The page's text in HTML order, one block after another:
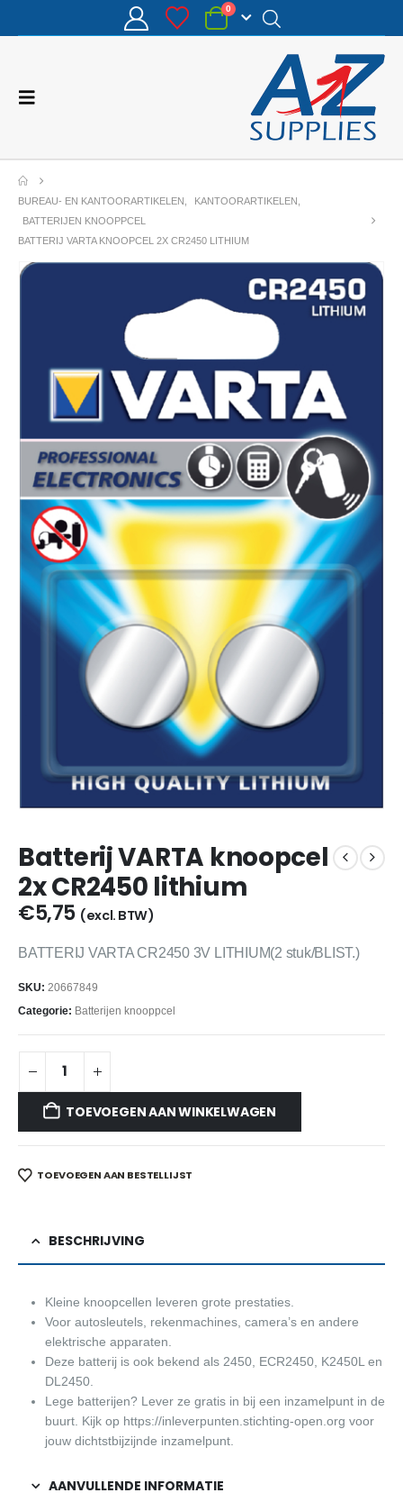
0
BUREAU- EN KANTOORARTIKELEN KANTOORARTIKELEN
BATTERIJEN KNOOPPCEL
BATTERIJ VARTA KNOOPCEL 2X CR2450 LITHIUM
Batterij VARTA knoopcel
2x CR2450 lithium
€5,75 (excl. BTW)
BATTERIJ VARTA CR2450 3V LITHIUM(2 stuk/BLIST.)
SKU: 20667849
Categorie: Batterijen knooppcel
TOEVOEGEN AAN WINKELWAGEN
TOEVOEGEN AAN BESTELLIJST
BESCHRIJVING
Kleine knoopcellen leveren grote prestaties.
Voor autosleutels, rekenmachines, camera’s en andere
elektrische apparaten.
Deze batterij is ook bekend als 2450, ECR2450, K2450L en
DL2450.
Lege batterijen? Lever ze gratis in bij een inzamelpunt in de
buurt. Kijk op https://inleverpunten.stichting-open.org voor
jouw dichtstbijzijnde inzamelpunt.
AANVULLENDE INFORMATIE